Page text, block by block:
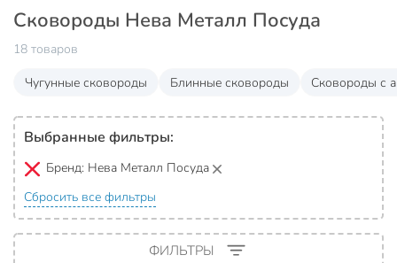
Сковороды Нева Металл Посуда
18 товаров
Чугунные сковороды
Блинные сковороды Сковороды с
Выбранные фильтры:
Бренд: Нева Металл Посуда
Сбросить все фильтры
ФИЛЬТРЫ